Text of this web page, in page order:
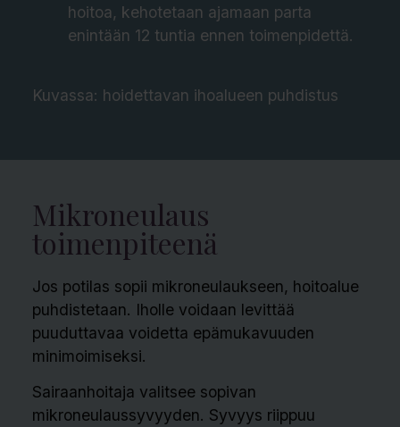
hoitoa, kehotetaan ajamaan parta
enintään 12 tuntia ennen toimenpidettä.
Kuvassa: hoidettavan ihoalueen puhdistus
Mikroneulaus
toimenpiteenä
Jos potilas sopii mikroneulaukseen, hoitoalue
puhdistetaan. Iholle voidaan levittää
puuduttavaa voidetta epämukavuuden
minimoimiseksi.
Sairaanhoitaja valitsee sopivan
mikroneulaussyvyyden. Syvyys riippuu